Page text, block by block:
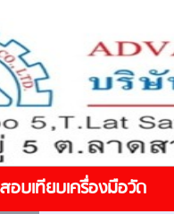
อบเทียบเครื่องมือวัด